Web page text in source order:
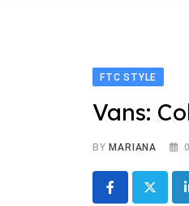
FTC STYLE
Vans:
BY MARIANA